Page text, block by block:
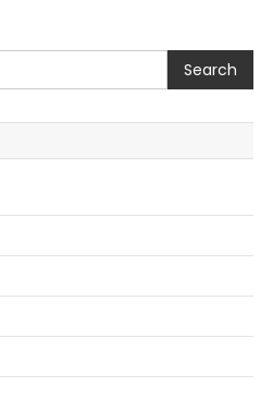
Search